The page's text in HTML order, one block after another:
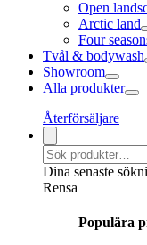
Open
Arctic land
Four
Tvål & bodywash
Showroom
Alla produkter
Återförsäljare
Dina senaste
Rensa
Populära